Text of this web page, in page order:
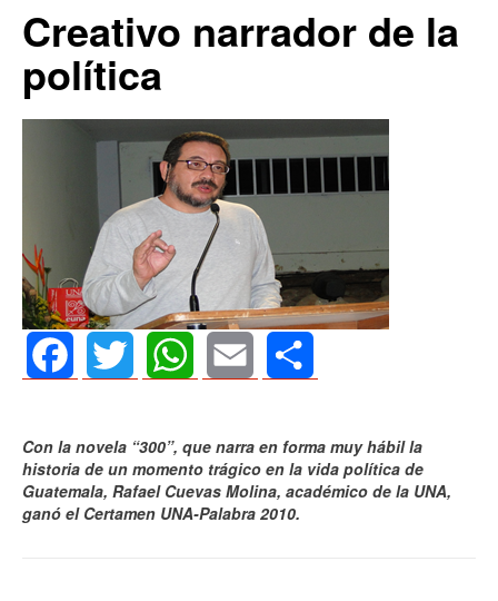
Creativo narrador de la
política
Con la novela “300”, que narra en forma muy hábil la
historia de un momento trágico en la vida política de
Guatemala, Rafael Cuevas Molina, académico de la UNA,
ganó el Certamen UNA-Palabra 2010.